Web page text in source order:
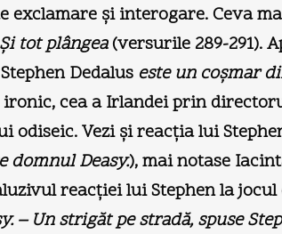
exclamare şi interogare. Ceva
tot plângea(versurile 289-291).
Dedalus este un coşmar
ironic, cea a Irlandei prin
odiseic. Vezi şi reacţia lui
domnul Deasy.), mai notase
reacţiei lui Stephen la
– Un strigăt pe stradă, spuse